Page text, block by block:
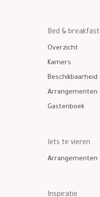
Bed & breakfast
Overzicht
Kamers
Beschikbaarheid
Arrangementen
Gastenboek
Iets te vieren
Arrangementen
Inspiratie